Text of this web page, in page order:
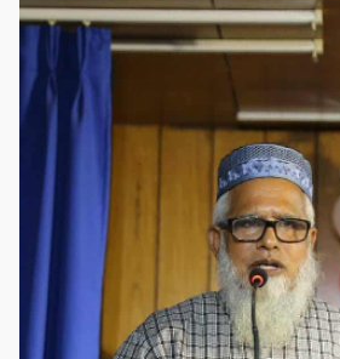
নবীনবরণ - ২০২৫